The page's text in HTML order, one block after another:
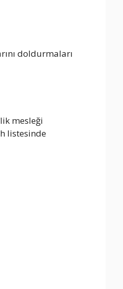
doldurmaları
mesleği
listesinde